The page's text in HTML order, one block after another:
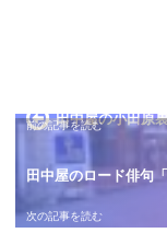
田中屋の小田原
田中屋のロード俳句